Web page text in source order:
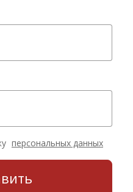
персональных данных